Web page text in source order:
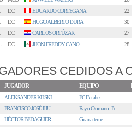
DC EDUARDO CORTEGANA
22
DC HUGO ALBERTO DURA
30
DC CARLOS ORTÚZAR
27
DC JHON FREDDY CANO 28
CEDIDOS A
JUGADOR EQUIPO
ALEKSANDER KIISKI
FC Baraher
FRANCISCO JOSÉ HU
Rayo Otomano -B-
HÉCTOR BEDAGUER
Guanarteme